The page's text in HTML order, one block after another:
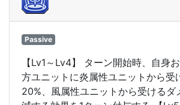
Passive
【Lv1～Lv4】 ターン開始時、自身
方ユニットに炎属性ユニットから受
20%、風属性ユニットから受けるダ